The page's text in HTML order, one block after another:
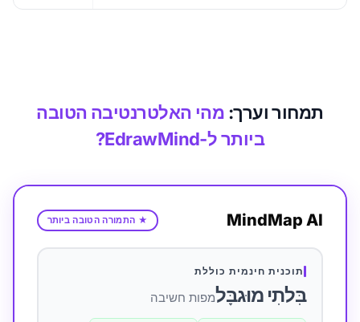
תמחור וערך: מהי האלטרנטיבה הטובה
ביותר ל-EdrawMind?
MindMap AI
★ התמורה הטובה ביותר
תוכנית חינמית כוללת
בִּלתִי מוּגבָּלמפות חשיבה